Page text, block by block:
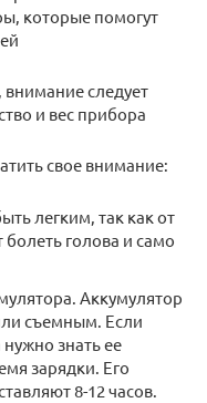
которые помогут
следует
и вес прибора
свое внимание:
легким, так как от
голова и само
Аккумулятор
съемным. Если
нужно знать ее
зарядки. Его
8-12 часов.